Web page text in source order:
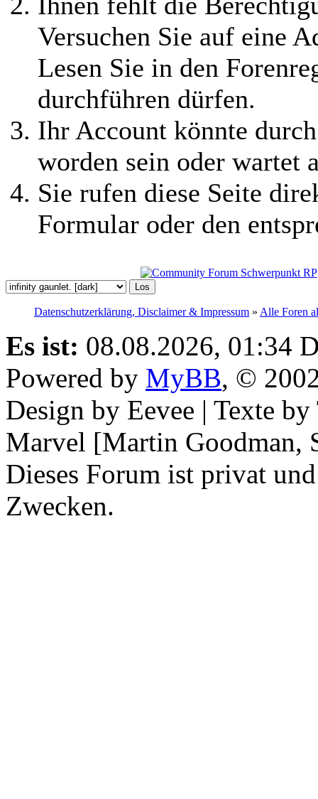
Versuchen Sie auf eine
Lesen Sie in den
durchführen dürfen.
Ihr Account könnte
worden sein oder wartet
Sie rufen diese Seite
Formular oder den
Datenschutzerklärung, Disclaimer & Impressum » Alle Foren
Es ist: 08.08.2026, 01:34
Powered by MyBB, ©
Design by Eevee | Texte
Marvel [Martin Goodman,
Dieses Forum ist privat
Zwecken.